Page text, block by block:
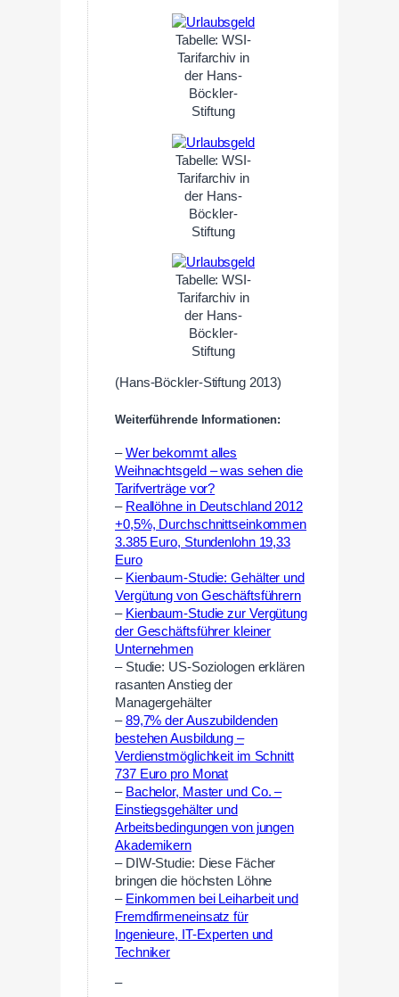
Tabelle: WSI-
Tarifarchiv in
der Hans-
Böckler-
Stiftung
Tabelle: WSI-
Tarifarchiv in
der Hans-
Böckler-
Stiftung
Tabelle: WSI-
Tarifarchiv in
der Hans-
Böckler-
Stiftung
(Hans-Böckler-Stiftung 2013)
Weiterführende Informationen:
–Wer bekommt alles
Weihnachtsgeld – was sehen die
Tarifverträge vor?
– Reallöhne in Deutschland 2012
+0,5%, Durchschnittseinkommen
3.385 Euro, Stundenlohn 19,33
Euro
– Kienbaum-Studie: Gehälter und
Vergütung von Geschäftsführern
– Kienbaum-Studie zur Vergütung
der Geschäftsführer kleiner
Unternehmen
– Studie: US-Soziologen erklären
rasanten Anstieg der
Managergehälter
–89,7% der Auszubildenden
bestehen Ausbildung –
Verdienstmöglichkeit im Schnitt
737 Euro pro Monat
– Bachelor, Master und Co. –
Einstiegsgehälter und
Arbeitsbedingungen von jungen
Akademikern
– DIW-Studie: Diese Fächer
bringen die höchsten Löhne
– Einkommen bei Leiharbeit und
Fremdfirmeneinsatz für
Ingenieure, IT-Experten und
Techniker
–